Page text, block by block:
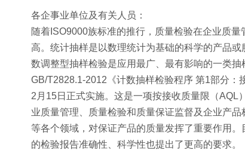
各企事业单位及有关人员：
随着ISO9000族标准的推行，质量检验在企业质
高。统计抽样是以数理统计为基础的科学的产品
数调整型抽样检验是应用最广、最有影响的一类抽
GB/T2828.1-2012《计数抽样检验程序 第1部分
2月15日正式实施。这是一项按接收质量限（
业质量管理、质量检验和质量保证监督及企业产
等各个领域，对保证产品的质量发挥了重要作用
的检验报告准确性、科学性也提出了更高的要求。